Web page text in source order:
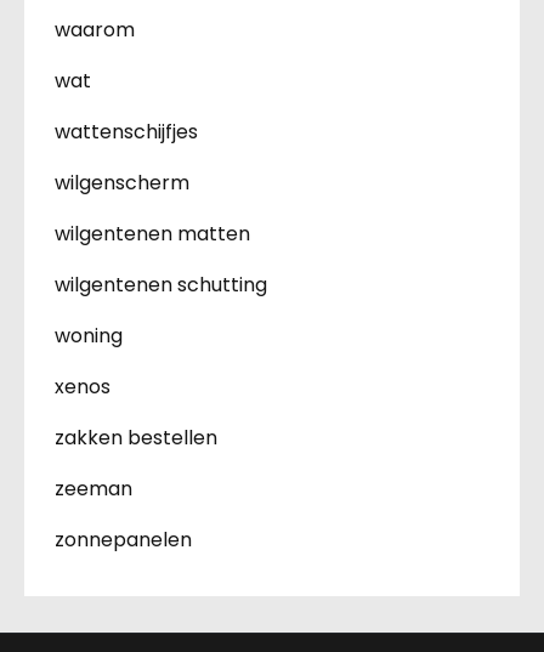
waarom
wat
wattenschijfjes
wilgenscherm
wilgentenen matten
wilgentenen schutting
woning
xenos
zakken bestellen
zeeman
zonnepanelen